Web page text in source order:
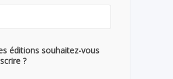
éditions souhaitez-vous
?